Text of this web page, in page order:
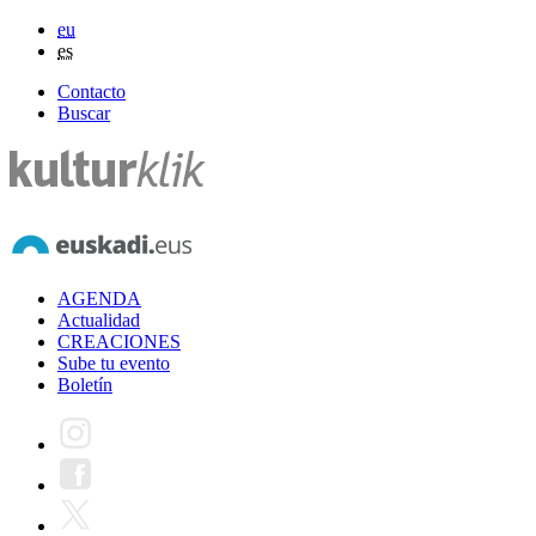
eu
es
Contacto
Buscar
AGENDA
Actualidad
CREACIONES
Sube tu evento
Boletín